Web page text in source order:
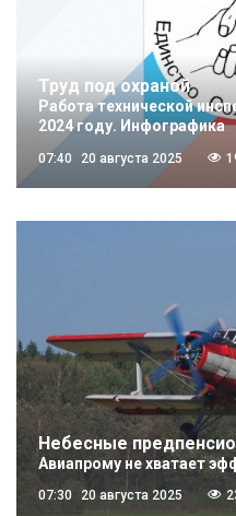
Труд под охраной
Работа технической
2024 году. Инфографика
07:40 20 августа 2025
Небесные
Авиапрому не хватает
07:30 20 августа 2025